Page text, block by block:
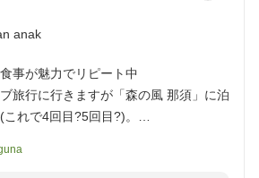
anak
事が魅力でリピート中
旅行に行きますが「森の風 那須」に泊
れで4回目?5回目?)。